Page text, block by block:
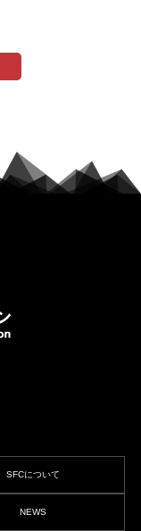
SFCについて
NEWS